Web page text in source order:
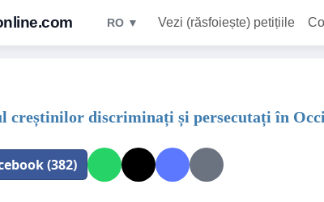
RO ▼ Vezi (răsfoiește) petițiile
creștinilor discriminați și persecutați în
(382)